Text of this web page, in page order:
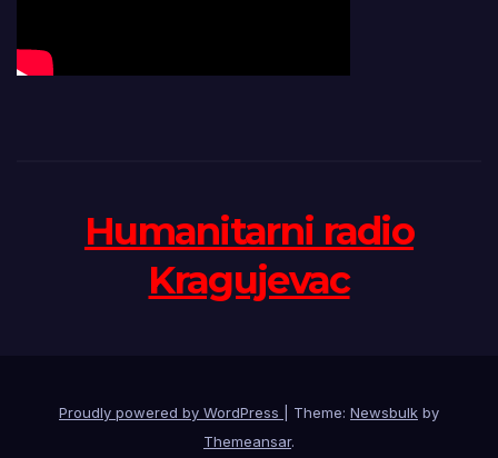
Humanitarni radio
Kragujevac
Proudly powered by WordPress Theme: Newsbulk by
Themeansar.